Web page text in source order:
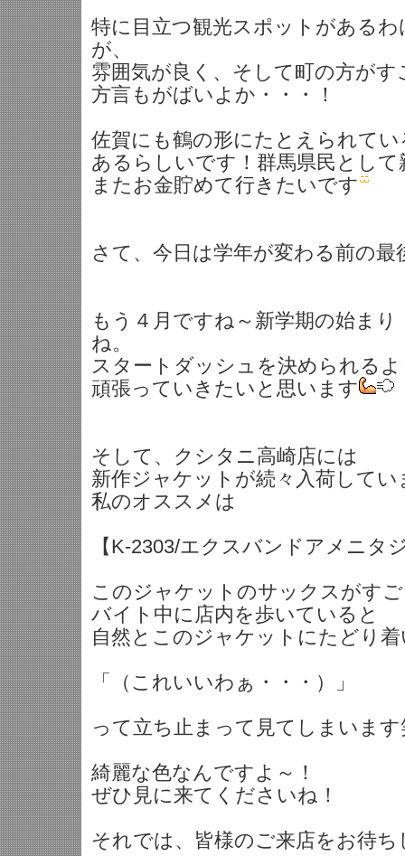
特に目立つ観光スポットがある
が、
雰囲気が良く、そして町の方がす
方言もがばいよか・・・！
佐賀にも鶴の形にたとえられてい
あるらしいです！群馬県民として
またお金貯めて行きたいです
さて、今日は学年が変わる前の最
もう４月ですね～新学期の始ま
ね。
スタートダッシュを決められる
頑張っていきたいと思います
そして、クシタニ高崎店には
新作ジャケットが続々入荷してい
私のオススメは
【K-2303/エクスバンドアメニタ
このジャケットのサックスがす
バイト中に店内を歩いていると
自然とこのジャケットにたどり
「（これいいわぁ・・・）」
って立ち止まって見てしまいます
綺麗な色なんですよ～！
ぜひ見に来てくださいね！
それでは、皆様のご来店をお待